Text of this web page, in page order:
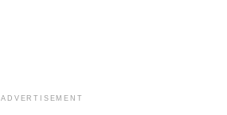
ADVERTISEMENT